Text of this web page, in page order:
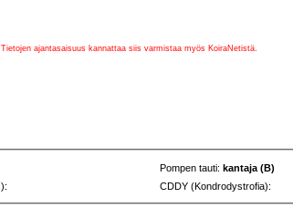
ajantasaisuus kannattaa siis varmistaa myös KoiraNetistä.
Pompen tauti: kantaja (B)
CDDY (Kondrodystrofia):